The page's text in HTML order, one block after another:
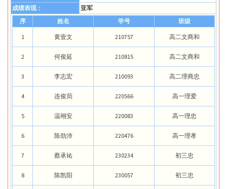
成绩表现：
亚军
序
姓名 学号 班级
1 黄壹文 210757 高二文商和
2 何俊延 210815 高二文商和
3 李志宏 210093 高二理商忠
4 连俊茼 220566 高一理爱
5 温翊安 220083 高一理忠
6 陈劲沛 220476 高一理孝
7 蔡承祐 230234 初三忠
8 陈凯阳 230057 初三忠